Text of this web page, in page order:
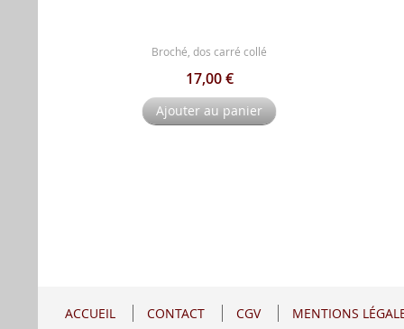
Broché, dos carré collé
17,00 €
Ajouter au panier
ACCUEIL CONTACT CGV MENTIONS